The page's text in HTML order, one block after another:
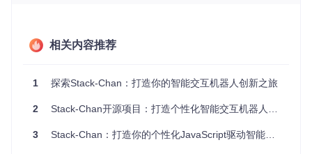
1. 表情渲染系统：赋予机器人"喜怒哀乐"
表情是Stack-Chan与用户沟通的重要方式。它的表情渲染系统
绘制出各种生动的表情。从简单的开心、难过，到调皮、惊
相关内容推荐
1 探索Stack-Chan：打造你的智能交互机器人创新之旅
2 Stack-Chan开源项目：打造个性化智能交互机器人的创新实践
3 Stack-Chan：打造你的个性化JavaScript驱动智能机器人